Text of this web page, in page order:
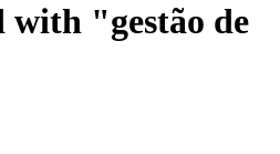
with "gestão de